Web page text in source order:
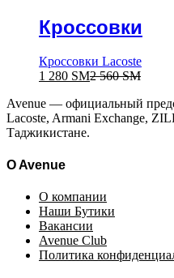
Кроссовки
Кроссовки Lacoste
1 280 ЅМ2 560ЅМ
Avenue — официальный
Lacoste, Armani Exchange,
Таджикистане.
O Avenue
О компании
Наши Бутики
Вакансии
Avenue Club
Политика